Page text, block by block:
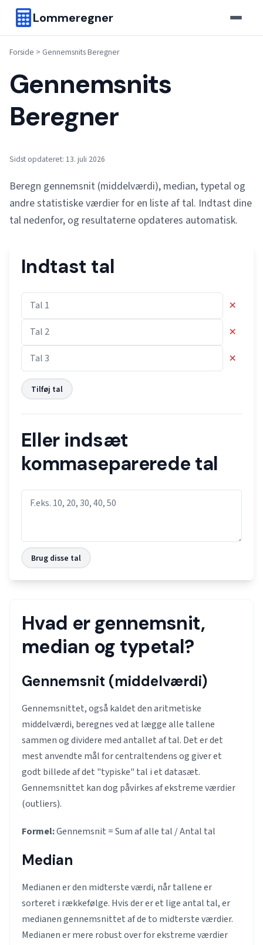
Lommeregner
Forside > Gennemsnits Beregner
Gennemsnits
Beregner
Sidst opdateret: 13. juli 2026
Beregn gennemsnit (middelværdi), median, typetal og
andre statistiske værdier for en liste af tal. Indtast dine
tal nedenfor, og resultaterne opdateres automatisk.
Indtast tal
×
×
×
Tilføj tal
Eller indsæt
kommaseparerede tal
Brug disse tal
Hvad er gennemsnit,
median og typetal?
Gennemsnit (middelværdi)
Gennemsnittet, også kaldet den aritmetiske
middelværdi, beregnes ved at lægge alle tallene
sammen og dividere med antallet af tal. Det er det
mest anvendte mål for centraltendens og giver et
godt billede af det "typiske" tal i et datasæt.
Gennemsnittet kan dog påvirkes af ekstreme værdier
(outliers).
Formel:Gennemsnit = Sum af alle tal / Antal tal
Median
Medianen er den midterste værdi, når tallene er
sorteret i rækkefølge. Hvis der er et lige antal tal, er
medianen gennemsnittet af de to midterste værdier.
Medianen er mere robust over for ekstreme værdier